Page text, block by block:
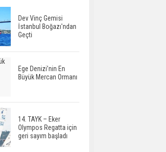
Dev Vinç Gemisi
İstanbul Boğazı'ndan
Geçti
Ege Denizi’nin En
Büyük Mercan Ormanı
14. TAYK – Eker
Olympos Regatta için
geri sayım başladı